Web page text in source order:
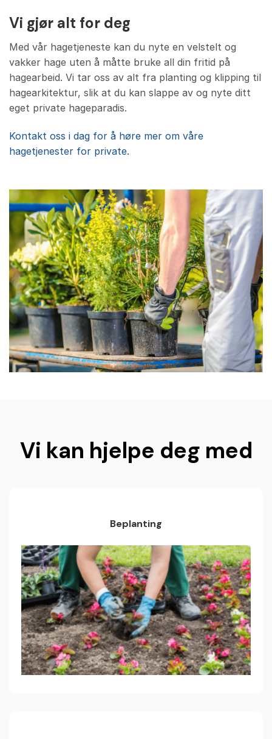
Vi gjør alt for deg
Med vår hagetjeneste kan du nyte en velstelt og
vakker hage uten å måtte bruke all din fritid på
hagearbeid. Vi tar oss av alt fra planting og klipping til
hagearkitektur, slik at du kan slappe av og nyte ditt
eget private hageparadis.
Kontakt oss i dag for å høre mer om våre
hagetjenester for private.
Vi kan hjelpe deg med
Beplanting